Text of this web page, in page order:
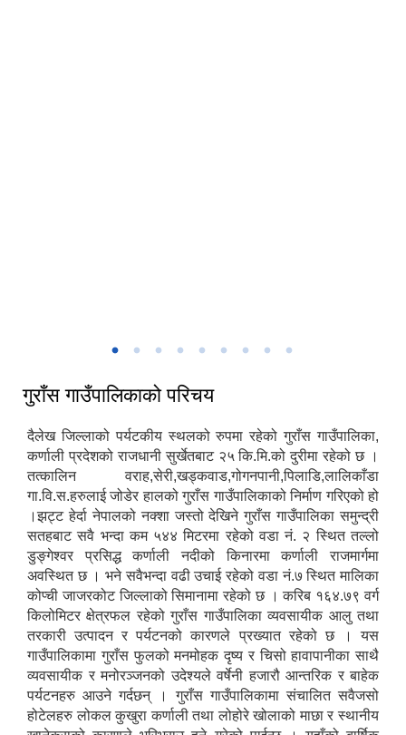
गुराँस गाउँपालिकाको परिचय
दैलेख जिल्लाको पर्यटकीय स्थलको रुपमा रहेको गुराँस गाउँपालिका,
कर्णाली प्रदेशको राजधानी सुर्खेतबाट २५ कि.मि.को दुरीमा रहेको छ ।
तत्कालिन वराह,सेरी,खड्कवाड,गोगनपानी,पिलाडि,लालिकाँडा
गा.वि.स.हरुलाई जोडेर हालको गुराँस गाउँपालिकाको निर्माण गरिएको हो
।झट्ट हेर्दा नेपालको नक्शा जस्तो देखिने गुराँस गाउँपालिका समुन्द्री
सतहबाट सवै भन्दा कम ५४४ मिटरमा रहेको वडा नं. २ स्थित तल्लो
डुङ्गेश्वर प्रसिद्ध कर्णाली नदीको किनारमा कर्णाली राजमार्गमा
अवस्थित छ । भने सवैभन्दा वढी उचाई रहेको वडा नं.७ स्थित मालिका
कोप्ची जाजरकोट जिल्लाको सिमानामा रहेको छ । करिब १६४.७९ वर्ग
किलोमिटर क्षेत्रफल रहेको गुराँस गाउँपालिका व्यवसायीक आलु तथा
तरकारी उत्पादन र पर्यटनको कारणले प्रख्यात रहेको छ । यस
गाउँपालिकामा गुराँस फुलको मनमोहक दृष्य र चिसो हावापानीका साथै
व्यवसायीक र मनोरञ्जनको उदेश्यले वर्षेनी हजारौ आन्तरिक र बाहेक
पर्यटनहरु आउने गर्दछन् । गुराँस गाउँपालिकामा संचालित सवैजसो
होटेलहरु लोकल कुखुरा कर्णाली तथा लोहोरे खोलाको माछा र स्थानीय